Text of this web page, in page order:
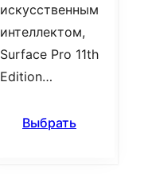
искусственным
интеллектом,
Surface Pro 11th
Edition…
Выбрать